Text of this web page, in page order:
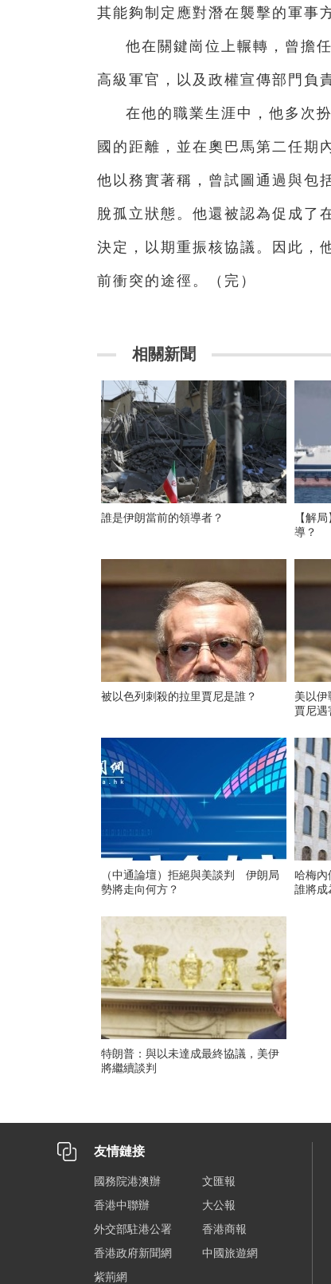
其能夠制定應對潛在襲擊的軍事
他在關鍵崗位上輾轉，曾擔
高級軍官，以及政權宣傳部門負
在他的職業生涯中，他多次
國的距離，並在奧巴馬第二任期
他以務實著稱，曾試圖通過與包
脫孤立狀態。他還被認為促成了
決定，以期重振核協議。因此，
前衝突的途徑。（完）
相關新聞
誰是伊朗當前的領導者？
【解
導？
被以色列刺殺的拉里賈尼是誰？
美以伊
賈尼遇
（中通論壇）拒絕與美談判 伊朗局
勢將走向何方？
哈梅內
誰將成
特朗普：與以未達成最終協議，美伊
將繼續談判
友情鏈接
國務院港澳辦
文匯報
香港中聯辦
大公報
外交部駐港公署
香港商報
香港政府新聞網
中國旅遊網
紫荊網